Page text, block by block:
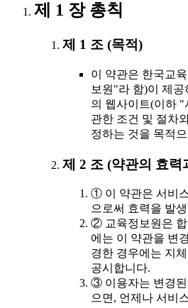
제 1 장 총칙
제 1 조 (목적)
이 약관은 한국교
보원"라 함)이 제
의 웹사이트(이하 "
관한 조건 및 절차
정하는 것을 목적
제 2 조 (약관의 효력
① 이 약관은 서비
으로써 효력을 발
② 교육정보원은
에는 이 약관을 변
경한 경우에는 지
공시합니다.
③ 이용자는 변경
으면, 언제나 서비